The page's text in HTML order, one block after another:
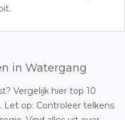
in Watergang
Vergelijk hier top 10
op: Controleer telkens